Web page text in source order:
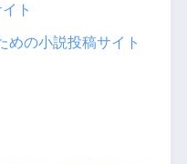
ト
めの小説投稿サイト